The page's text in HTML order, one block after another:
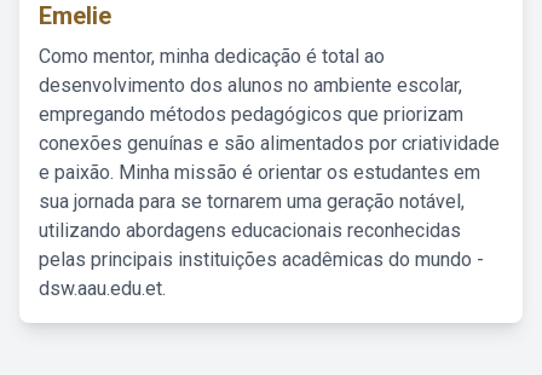
Emelie
Como mentor, minha dedicação é total ao
desenvolvimento dos alunos no ambiente escolar,
empregando métodos pedagógicos que priorizam
conexões genuínas e são alimentados por criatividade
e paixão. Minha missão é orientar os estudantes em
sua jornada para se tornarem uma geração notável,
utilizando abordagens educacionais reconhecidas
pelas principais instituições acadêmicas do mundo -
dsw.aau.edu.et.